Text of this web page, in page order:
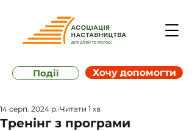
Хочу допомогти
Події
Тренінг з програми
14 серп. 2024 р. Читати 1 хв